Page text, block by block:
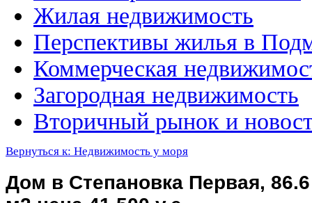
Жилая недвижимость
Перспективы жилья в
Коммерческая
Загородная недвижимость
Вторичный рынок и
Вернуться к: Недвижимость у моря
Дом в Степановка Первая, 86.6